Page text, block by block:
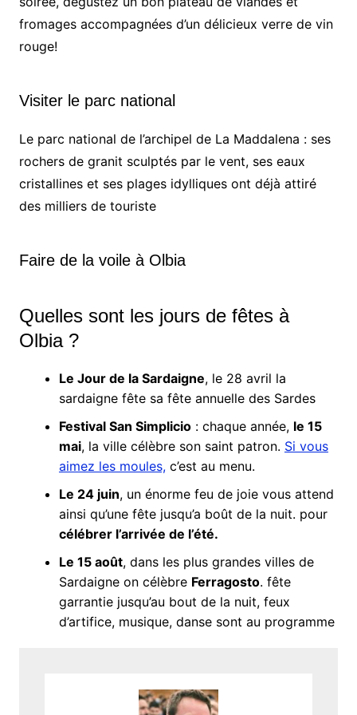
fromages accompagnées d’un délicieux verre de vin
rouge!
Visiter le parc national
Le parc national de l’archipel de La Maddalena : ses
rochers de granit sculptés par le vent, ses eaux
cristallines et ses plages idylliques ont déjà attiré
des milliers de touriste
Faire de la voile à Olbia
Quelles sont les jours de fêtes à
Olbia ?
Le Jour de la Sardaigne, le 28 avril la
sardaigne fête sa fête annuelle des Sardes
Festival San Simplicio: chaque année, le 15
mai, la ville célèbre son saint patron. Si vous
aimez les moules,c’est au menu.
Le 24 juin, un énorme feu de joie vous attend
ainsi qu’une fête jusqu’a boût de la nuit. pour
célébrer l’arrivée de l’été.
Le 15 août, dans les plus grandes villes de
Sardaigne on célèbre Ferragosto. fête
garrantie jusqu’au bout de la nuit, feux
d’artifice, musique, danse sont au programme